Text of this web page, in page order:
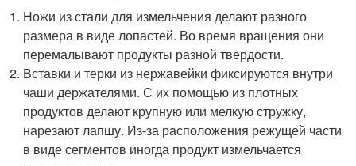
Ножи из стали для измельчения делают разного
размера в виде лопастей. Во время вращения они
перемалывают продукты разной твердости.
Вставки и терки из нержавейки фиксируются внутри
чаши держателями. С их помощью из плотных
продуктов делают крупную или мелкую стружку,
нарезают лапшу. Из-за расположения режущей части
в виде сегментов иногда продукт измельчается